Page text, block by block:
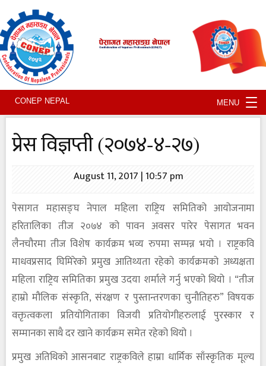
CONEP NEPAL MENU
प्रेस विज्ञप्ती (२०७४-४-२७)
August 11, 2017 | 10:57 pm
पेसागत महासङ्घ नेपाल महिला राष्ट्रिय समितिको आयोजनामा
हरितालिका तीज २०७४ को पावन अवसर पारेर पेसागत भवन
लैनचौरमा तीज विशेष कार्यक्रम भव्य रुपमा सम्पन्न भयो । राष्ट्रकवि
माधवप्रसाद घिमिरेको प्रमुख आतिथ्यता रहेको कार्यक्रमको अध्यक्षता
महिला राष्ट्रिय समितिका प्रमुख उदया शर्माले गर्नु भएको थियो । “तीज
हाम्रो मौलिक संस्कृति, संरक्षण र पुस्तान्तरणका चुनौतिहरु” विषयक
वक्तृत्वकला प्रतियोगिताका विजयी प्रतियोगीहरुलाई पुरस्कार र
सम्मानका साथै दर खाने कार्यक्रम समेत रहेको थियो ।
प्रमुख अतिथिको आसनबाट राष्ट्रकविले हाम्रा धार्मिक साँस्कृतिक मूल्य